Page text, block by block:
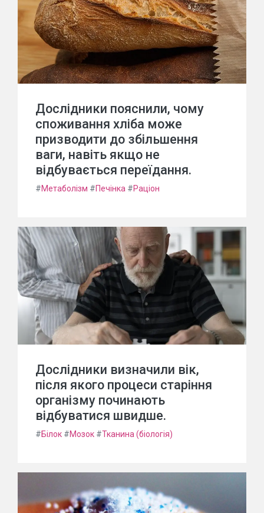
Дослідники пояснили, чому
споживання хліба може
призводити до збільшення
ваги, навіть якщо не
відбувається переїдання.
#Метаболізм #Печінка #Раціон
Дослідники визначили вік,
після якого процеси старіння
організму починають
відбуватися швидше.
#Білок #Мозок #Тканина (біологія)